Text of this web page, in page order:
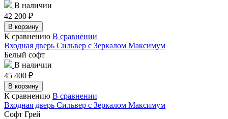
В наличии
42 200 ₽
В корзину
К сравнению В сравнении
Входная дверь Сильвер с Зеркалом Максимум
Белый софт
В наличии
45 400 ₽
В корзину
К сравнению В сравнении
Входная дверь Сильвер с Зеркалом Максимум
Софт Грей